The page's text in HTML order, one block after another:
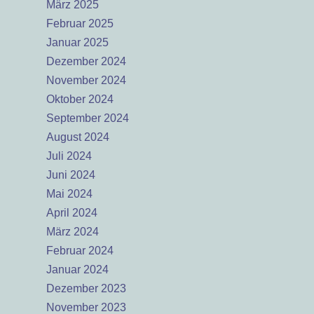
März 2025
Februar 2025
Januar 2025
Dezember 2024
November 2024
Oktober 2024
September 2024
August 2024
Juli 2024
Juni 2024
Mai 2024
April 2024
März 2024
Februar 2024
Januar 2024
Dezember 2023
November 2023